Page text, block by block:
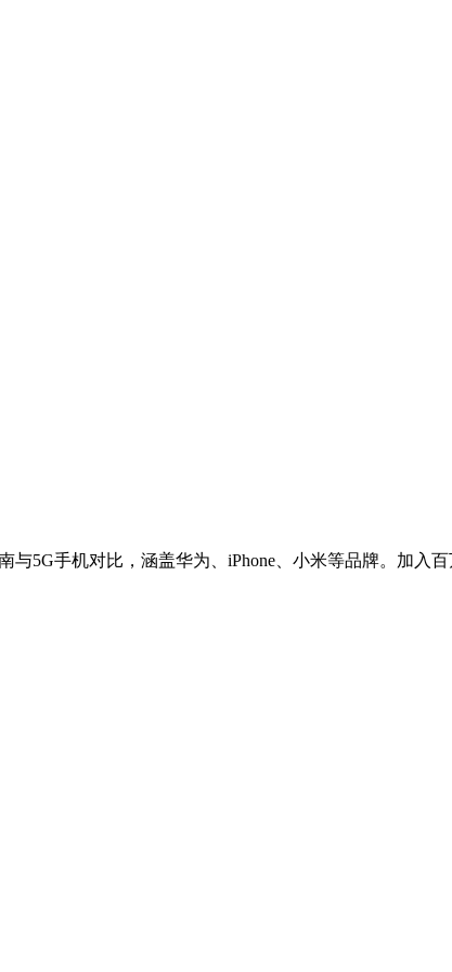
5G手机对比，涵盖华为、iPhone、小米等品牌。加入